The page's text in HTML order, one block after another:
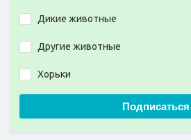
Дикие животные
Другие животные
Хорьки
Подписаться